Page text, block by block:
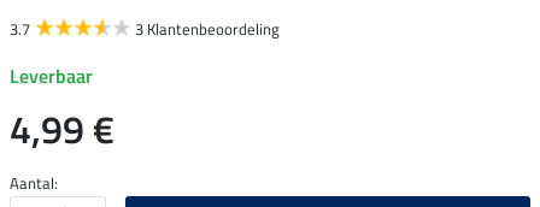
3.7 3 Klantenbeoordeling
Leverbaar
4,99 €
Aantal: